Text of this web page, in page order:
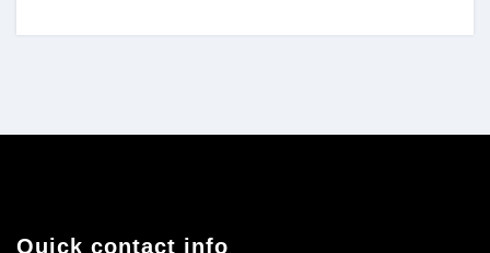
Quick contact info